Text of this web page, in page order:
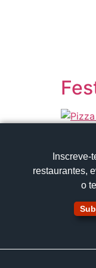
restaurantes,
o